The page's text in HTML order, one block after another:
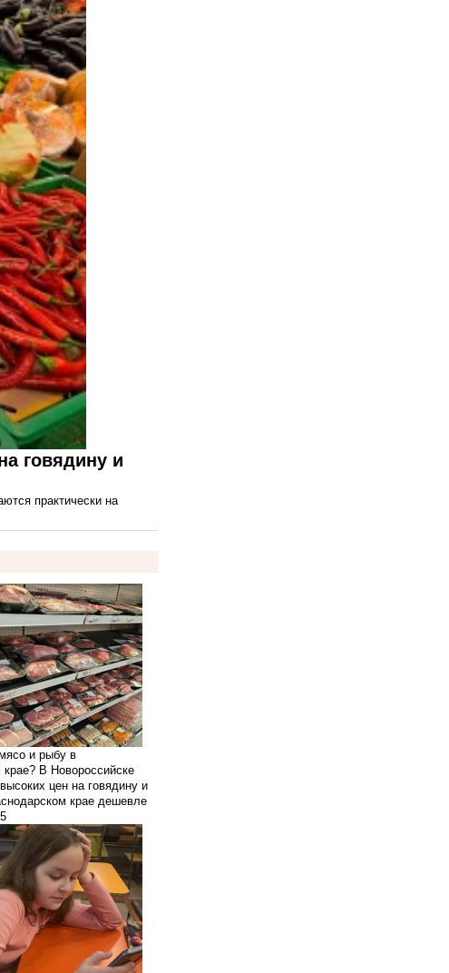
говядину и
практически на
и рыбу в
крае? В Новороссийске
цен на говядину и
крае дешевле